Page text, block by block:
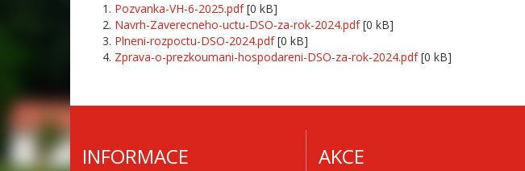
Pozvanka-VH-6-2025.pdf[0 kB]
Navrh-Zaverecneho-uctu-DSO-za-rok-2024.pdf[0 kB]
Plneni-rozpoctu-DSO-2024.pdf[0 kB]
Zprava-o-prezkoumani-hospodareni-DSO-za-rok-2024.pdf[0 kB]
INFORMACE AKCE